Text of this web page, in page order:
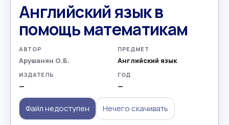
Английский язык в
помощь математикам
АВТОР
Арушанян О.Б.
ПРЕДМЕТ
Английский язык
ИЗДАТЕЛЬ
—
ГОД
—
Файл недоступен Нечего скачивать